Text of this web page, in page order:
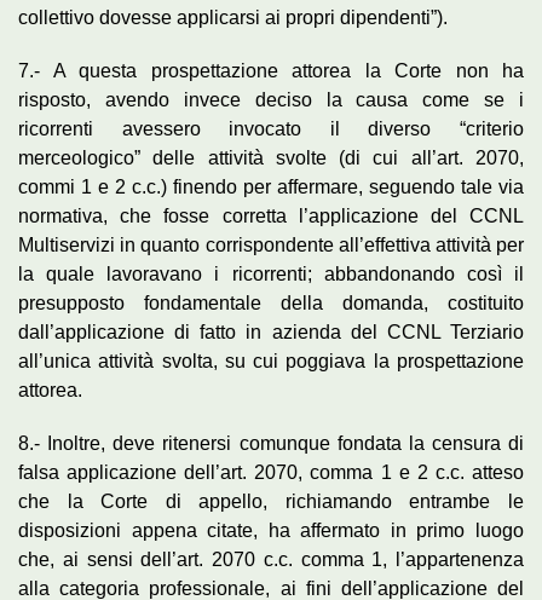
collettivo dovesse applicarsi ai propri dipendenti”).
7.- A questa prospettazione attorea la Corte non ha
risposto, avendo invece deciso la causa come se i
ricorrenti avessero invocato il diverso “criterio
merceologico” delle attività svolte (di cui all’art. 2070,
commi 1 e 2 c.c.) finendo per affermare, seguendo tale via
normativa, che fosse corretta l’applicazione del CCNL
Multiservizi in quanto corrispondente all’effettiva attività per
la quale lavoravano i ricorrenti; abbandonando così il
presupposto fondamentale della domanda, costituito
dall’applicazione di fatto in azienda del CCNL Terziario
all’unica attività svolta, su cui poggiava la prospettazione
attorea.
8.- Inoltre, deve ritenersi comunque fondata la censura di
falsa applicazione dell’art. 2070, comma 1 e 2 c.c. atteso
che la Corte di appello, richiamando entrambe le
disposizioni appena citate, ha affermato in primo luogo
che, ai sensi dell’art. 2070 c.c. comma 1, l’appartenenza
alla categoria professionale, ai fini dell’applicazione del